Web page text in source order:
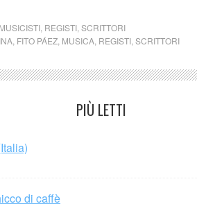
MUSICISTI REGISTI SCRITTORI
FITO PÁEZ MUSICA REGISTI SCRITTORI
PIÙ LETTI
di caffè